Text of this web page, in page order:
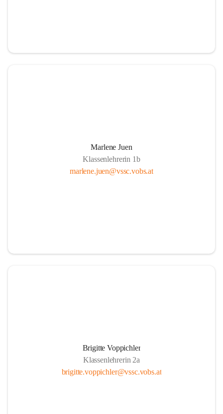
Marlene Juen
Klassenlehrerin 1b
marlene.juen@vssc.vobs.at
Brigitte Voppichler
Klassenlehrerin 2a
brigitte.voppichler@vssc.vobs.at